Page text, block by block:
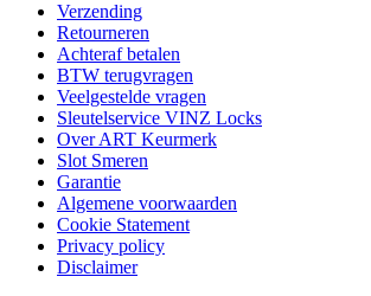
Verzending
Retourneren
Achteraf betalen
BTW terugvragen
Veelgestelde vragen
Sleutelservice VINZ Locks
Over ART Keurmerk
Slot Smeren
Garantie
Algemene voorwaarden
Cookie Statement
Privacy policy
Disclaimer